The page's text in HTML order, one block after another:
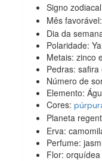
Signo
Mês
Dia da
Polaridade:
Metais: zinco
Pedras:
Número de
Elemento:
Cores:
Planeta
Erva:
Perfume:
Flor: orquídea